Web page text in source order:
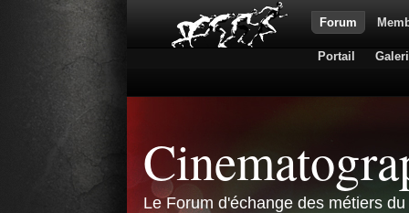
Forum
Portail
Le Forum d'échange des métiers